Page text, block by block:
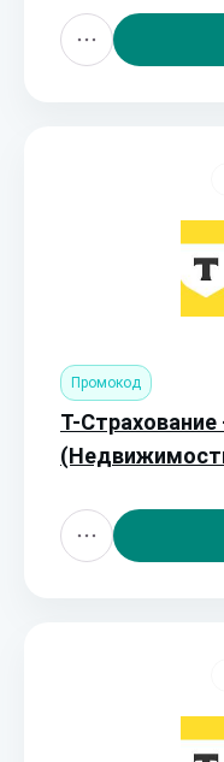
Промокод
Т-